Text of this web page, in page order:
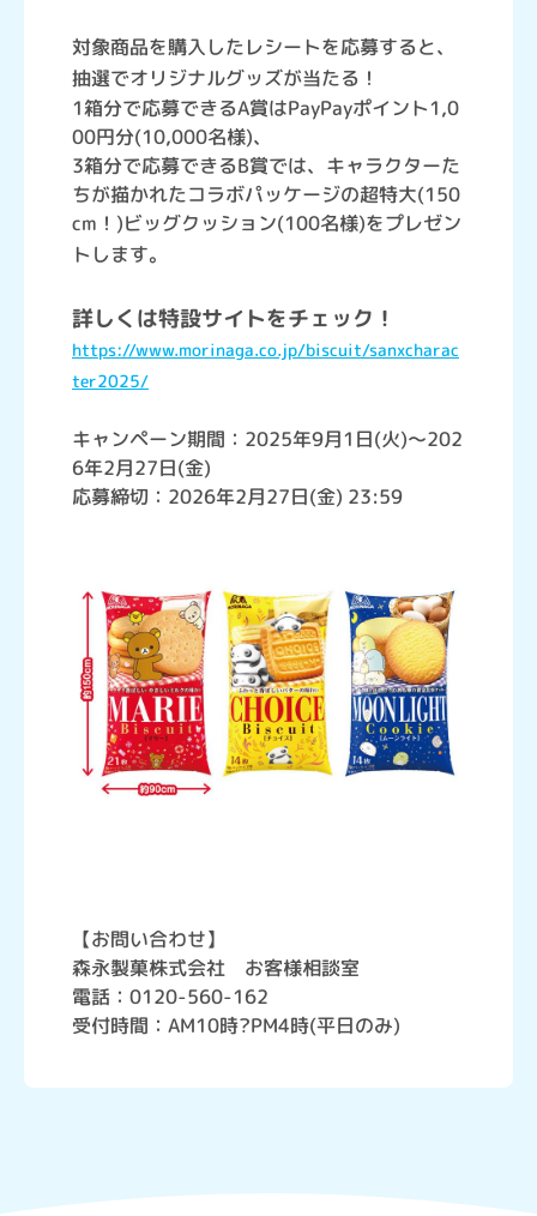
対象商品を購入したレシートを応募すると、
抽選でオリジナルグッズが当たる！
1箱分で応募できるA賞はPayPayポイント1,0
00円分(10,000名様)、
3箱分で応募できるB賞では、キャラクターた
ちが描かれたコラボパッケージの超特大(150
cm！)ビッグクッション(100名様)をプレゼン
トします。
詳しくは特設サイトをチェック！
https://www.morinaga.co.jp/biscuit/sanxcharac
ter2025/
キャンペーン期間：2025年9月1日(火)～202
6年2月27日(金)
応募締切：2026年2月27日(金) 23:59
【お問い合わせ】
森永製菓株式会社 お客様相談室
電話：0120-560-162
受付時間：AM10時?PM4時(平日のみ)